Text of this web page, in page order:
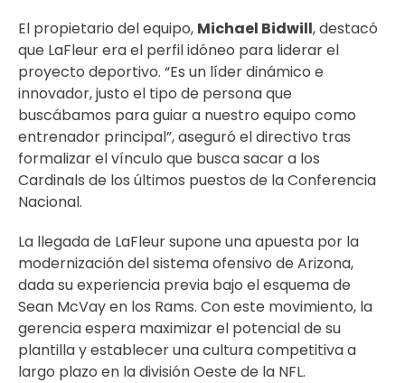
El propietario del equipo, Michael Bidwill, destacó
que LaFleur era el perfil idóneo para liderar el
proyecto deportivo. “Es un líder dinámico e
innovador, justo el tipo de persona que
buscábamos para guiar a nuestro equipo como
entrenador principal”, aseguró el directivo tras
formalizar el vínculo que busca sacar a los
Cardinals de los últimos puestos de la Conferencia
Nacional.
La llegada de LaFleur supone una apuesta por la
modernización del sistema ofensivo de Arizona,
dada su experiencia previa bajo el esquema de
Sean McVay en los Rams. Con este movimiento, la
gerencia espera maximizar el potencial de su
plantilla y establecer una cultura competitiva a
largo plazo en la división Oeste de la NFL.